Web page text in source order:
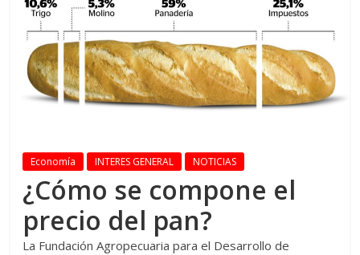
Economía INTERES GENERAL NOTICIAS
¿Cómo se compone el
precio del pan?
La Fundación Agropecuaria para el Desarrollo de